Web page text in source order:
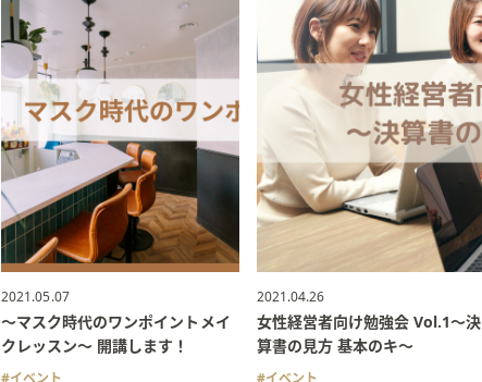
2021.05.07
〜マスク時代のワンポイントメイ
クレッスン〜 開講します！
2021.04.26
女性経営者向け勉強会 Vol.1〜決
算書の見方 基本のキ〜